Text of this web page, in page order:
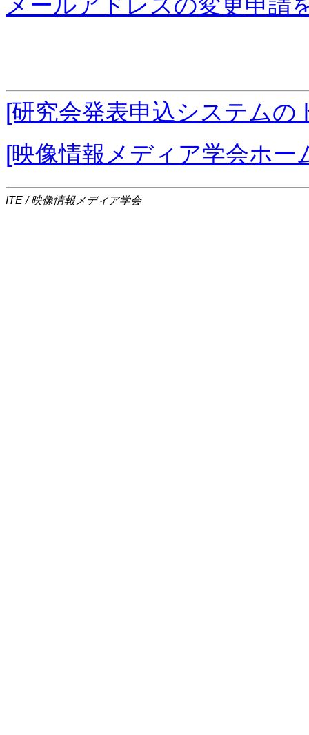
メールアドレスの変更申請
[研究会発表申込システム
[映像情報メディア学会ホー
ITE / 映像情報メディア学会